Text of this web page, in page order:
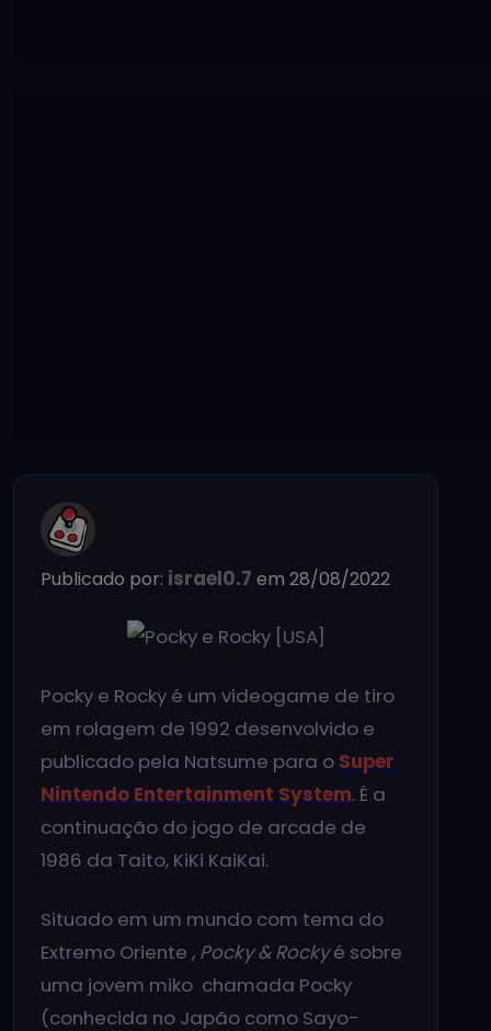
Publicado por: israel0.7 em 28/08/2022
Pocky e Rocky é um videogame de tiro
em rolagem de 1992 desenvolvido e
publicado pela Natsume para o Super
Nintendo Entertainment System. É a
continuação do jogo de arcade de
1986 da Taito, KiKi KaiKai.
Situado em um mundo com tema do
Extremo Oriente , Pocky & Rockyé sobre
uma jovem miko chamada Pocky
(conhecida no Japão como Sayo-